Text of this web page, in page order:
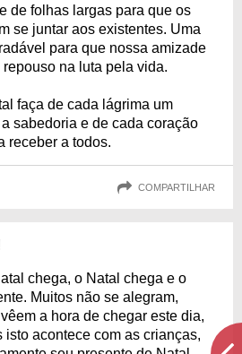
de folhas largas para que os
se juntar aos existentes. Uma
para que nossa amizade
na luta pela vida.
faça de cada lágrima um
sabedoria e de cada coração
receber a todos.
COMPARTILHAR
chega, o Natal chega e o
Muitos não se alegram,
a hora de chegar este dia,
isto acontece com as crianças,